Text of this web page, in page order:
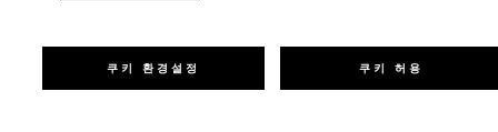
쿠키 환경설정 쿠키 허용